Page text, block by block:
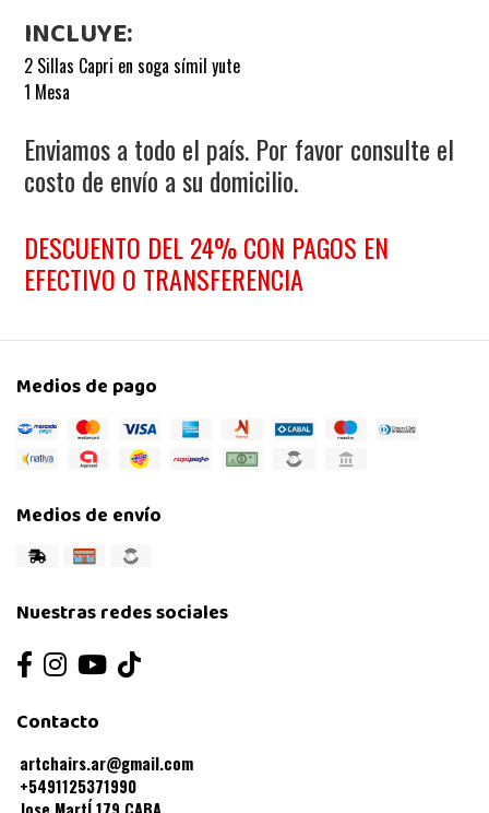
INCLUYE:
2 Sillas Capri en soga símil yute
1 Mesa
Enviamos a todo el país. Por favor consulte el
costo de envío a su domicilio.
DESCUENTO DEL 24% CON PAGOS EN
EFECTIVO O TRANSFERENCIA
Medios de pago
Medios de envío
Nuestras redes sociales
Contacto
artchairs.ar@gmail.com
+5491125371990